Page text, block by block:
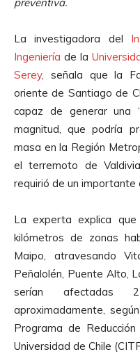
La investigadora del
Ingeniería de la
Serey, señala que la
oriente de Santiago de
capaz de generar una
magnitud, que podría
masa en la Región
el terremoto de
requirió de un importante
La experta explica
kilómetros de zonas
Maipo, atravesando
Peñalolén, Puente Alto,
serían afectadas
aproximadamente,
Programa de
Universidad de Chile